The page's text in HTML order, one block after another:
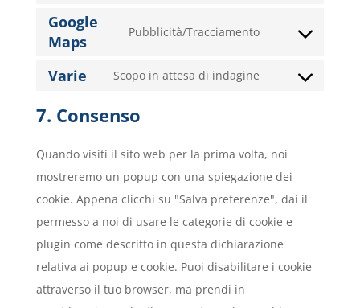
fontsservice
recaptcha
Google
Maps
Pubblicità/Tracciamento
Consent
service
Varie Scopo in attesa di indagine
Consent
varie
7. Consenso
Quando visiti il sito web per la prima volta, noi
mostreremo un popup con una spiegazione dei
cookie. Appena clicchi su "Salva preferenze", dai il
permesso a noi di usare le categorie di cookie e
plugin come descritto in questa dichiarazione
relativa ai popup e cookie. Puoi disabilitare i cookie
attraverso il tuo browser, ma prendi in